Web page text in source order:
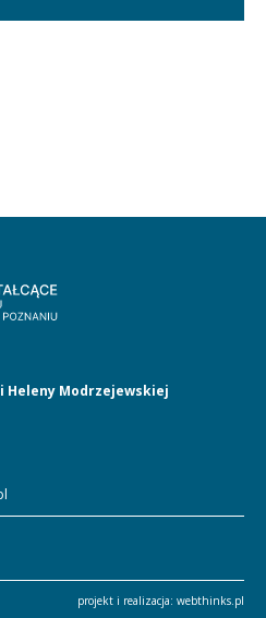
Heleny Modrzejewskiej
projekt i realizacja: webthinks.pl